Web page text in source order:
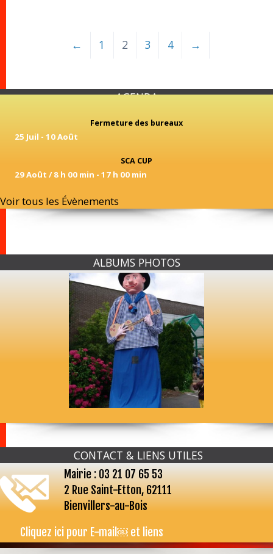
← 1 2 3 4 →
AGENDA
Fermeture des bureaux
25 Juil - 10 Août
SCA CUP
29 Août / 8 h 00 min - 17 h 00 min
Voir tous les Évènements
ALBUMS PHOTOS
CONTACT & LIENS UTILES
Mairie : 03 21 07 65 53
2 Rue Saint-Etton, 62111
Bienvillers-au-Bois
Cliquez ici pour E-mail￼ et liens